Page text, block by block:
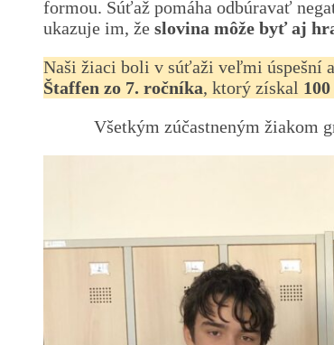
formou. Súťaž pomáha odbúravať
ukazuje im, že slovina môže byť aj
Naši žiaci boli v súťaži veľmi úspešní
Štaffen zo 7. ročníka, ktorý získal
Všetkým zúčastneným žiakom